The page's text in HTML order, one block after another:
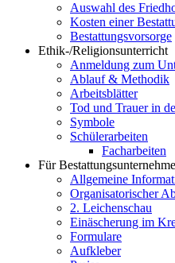
Auswahl des
Kosten einer
Bestattungsvorsorge
Ethik-/Religionsunterricht
Anmeldung zum
Ablauf & Methodik
Arbeitsblätter
Tod und Trauer in
Symbole
Schülerarbeiten
Facharbeiten
Für
Allgemeine
Organisatorischer
2. Leichenschau
Einäscherung im
Formulare
Aufkleber